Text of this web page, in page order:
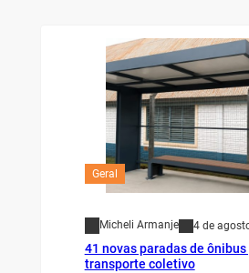
Geral
Micheli Armanje 4 de
41 novas paradas de ônibus
transporte coletivo